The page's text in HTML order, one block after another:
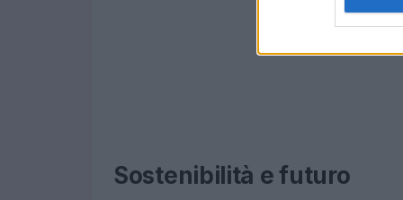
Sostenibilità e futuro